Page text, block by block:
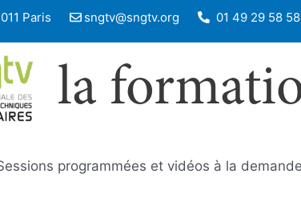
Paris sngtv@sngtv.org 01 49 29 58 58
la
programmées et vidéos à la demande